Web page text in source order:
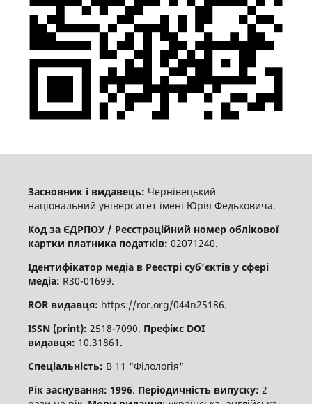
Засновник і видавець: Чернівецький
національний університет імені Юрія Федьковича.
Код за ЄДРПОУ / Реєстраційний номер облікової
картки платника податків: 02071240.
Ідентифікатор медіа в Реєстрі суб’єктів у сфері
медіа: R30-01699.
ROR видавця: https://ror.org/044n25186.
ISSN (print): 2518-7090. Префікс DOI
видавця: 10.31861.
Спеціальність: В 11 "Філологія"
Рік заснування: 1996. Періодичність випуску: 2